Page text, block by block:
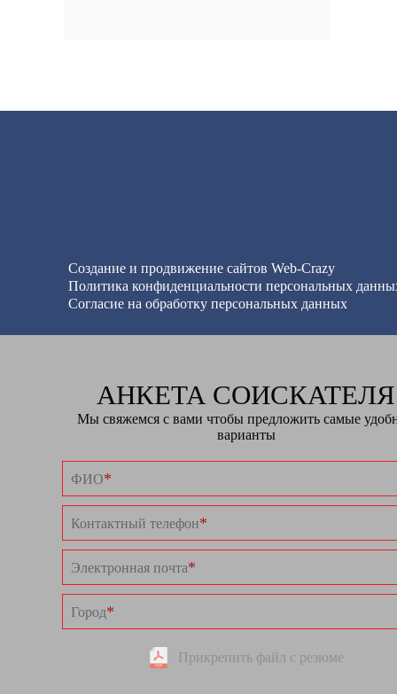
Создание и продвижение сайтов Web-Crazy
Политика конфиденциальности персональных
Согласие на обработку персональных данных
АНКЕТА СОИСКАТЕЛЯ
Мы свяжемся с вами чтобы предложить самые
варианты
ФИО*
Контактный телефон*
Электронная почта*
Город*
Прикрепить файл с резюме